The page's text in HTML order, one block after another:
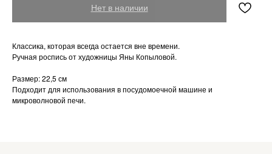
Нет в наличии
Классика, которая всегда остается вне времени.
Ручная роспись от художницы Яны Копыловой.
Размер: 22,5 см
Подходит для использования в посудомоечной машине и
микроволновой печи.